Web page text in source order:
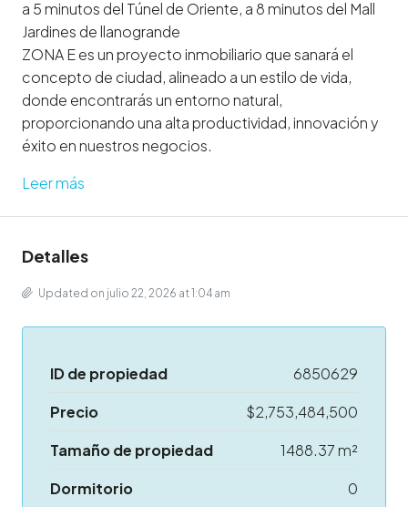
a 5 minutos del Túnel de Oriente, a 8 minutos del Mall
Jardines de llanogrande
ZONA E es un proyecto inmobiliario que sanará el
concepto de ciudad, alineado a un estilo de vida,
donde encontrarás un entorno natural,
proporcionando una alta productividad, innovación y
éxito en nuestros negocios.
Leer más
Detalles
Updated on julio 22, 2026 at 1:04 am
ID de propiedad
6850629
Precio
$2,753,484,500
Tamaño de propiedad
1488.37 m²
Dormitorio
0